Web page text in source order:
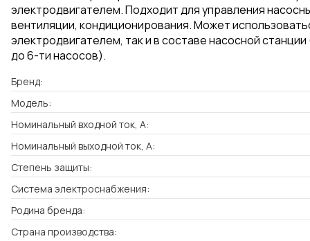
электродвигателем. Подходит для управления
вентиляции, кондиционирования. Может
электродвигателем, так и в составе насосной
до 6-ти насосов).
Бренд:
Модель:
Номинальный входной ток, А:
Номинальный выходной ток, А:
Степень защиты:
Система электроснабжения:
Родина бренда:
Страна производства: